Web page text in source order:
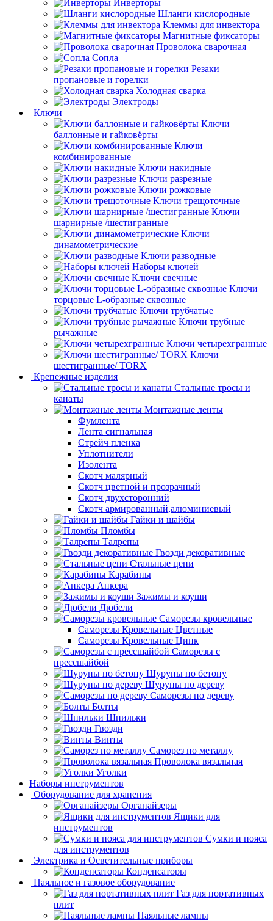
Инверторы
Шланги кислородные
Клеммы для инвектора
Магнитные фиксаторы
Проволока сварочная
Сопла
Резаки
пропановые и горелки
Холодная сварка
Электроды
Ключи
Ключи
баллонные и гайковёрты
Ключи
комбинированные
Ключи накидные
Ключи разрезные
Ключи рожковые
Ключи трещоточные
Ключи
шарнирные /шестигранные
Ключи
динамометрические
Ключи разводные
Наборы ключей
Ключи свечные
Ключи
торцовые L-образные сквозные
Ключи трубчатые
Ключи трубные
рычажные
Ключи четырехгранные
Ключи
шестигранные/ TORX
Крепежные изделия
Стальные тросы и
канаты
Монтажные ленты
Фумлента
Лента сигнальная
Стрейч пленка
Уплотнители
Изолента
Скотч малярный
Скотч цветной и прозрачный
Скотч двухсторонний
Скотч армированный,алюминиевый
Гайки и шайбы
Пломбы
Талрепы
Гвозди декоративные
Стальные цепи
Карабины
Анкера
Зажимы и коуши
Дюбели
Саморезы кровельные
Саморезы Кровельные Цветные
Саморезы Кровельные Цинк
Саморезы с
прессшайбой
Шурупы по бетону
Шурупы по дереву
Саморезы по дереву
Болты
Шпильки
Гвозди
Винты
Саморез по металлу
Проволока вязальная
Уголки
Наборы инструментов
Оборудование для хранения
Органайзеры
Ящики для
инструментов
Сумки и пояса
для инструментов
Электрика и Осветительные приборы
Конденсаторы
Паяльное и газовое оборудование
Газ для портативных
плит
Паяльные лампы